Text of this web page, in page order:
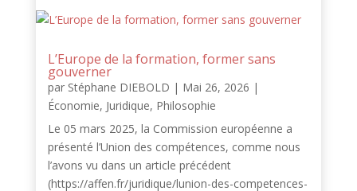
L’Europe de la formation, former sans
gouverner
par Stéphane DIEBOLD | Mai 26, 2026 |
Économie, Juridique, Philosophie
Le 05 mars 2025, la Commission européenne a
présenté l’Union des compétences, comme nous
l’avons vu dans un article précédent
(https://affen.fr/juridique/lunion-des-competences-